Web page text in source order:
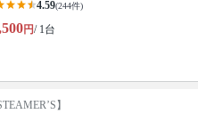
4.59(244件)
円/ 1台
】